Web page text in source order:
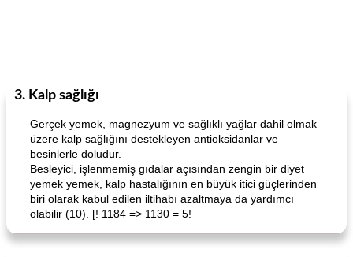
3. Kalp sağlığı
Gerçek yemek, magnezyum ve sağlıklı yağlar dahil olmak
üzere kalp sağlığını destekleyen antioksidanlar ve
besinlerle doludur.
Besleyici, işlenmemiş gıdalar açısından zengin bir diyet
yemek yemek, kalp hastalığının en büyük itici güçlerinden
biri olarak kabul edilen iltihabı azaltmaya da yardımcı
olabilir (10). [! 1184 => 1130 = 5!